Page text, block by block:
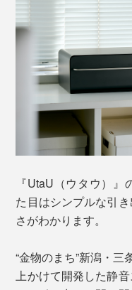
『UtaU（ウタウ）
た目はシンプルな引
さがわかります。
“金物のまち”新潟・
上かけて開発した静